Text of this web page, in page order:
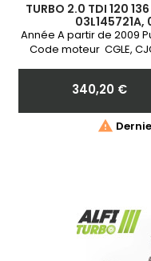
TURBO 2.0 TDI 120
03L145721A,
Année A partir de 2009
Code moteur CGLE,
Prix
340,20 €
